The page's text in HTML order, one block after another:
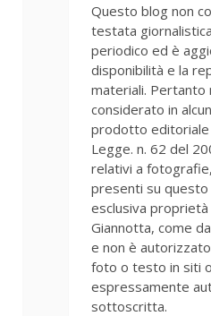
Questo blog non
testata
periodico ed è
disponibilità e la
materiali. Pertanto
considerato in
prodotto editoriale
Legge. n. 62 del
relativi a
presenti su questo
esclusiva
Giannotta, come
e non è autorizzato
foto o testo in siti
espressamente
sottoscritta.